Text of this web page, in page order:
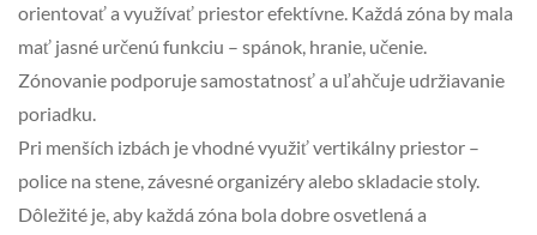
orientovať a využívať priestor efektívne. Každá zóna by mala
mať jasné určenú funkciu – spánok, hranie, učenie.
Zónovanie podporuje samostatnosť a uľahčuje udržiavanie
poriadku.
Pri menších izbách je vhodné využiť vertikálny priestor –
police na stene, závesné organizéry alebo skladacie stoly.
Dôležité je, aby každá zóna bola dobre osvetlená a